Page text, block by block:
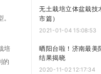
培
的
无土栽培立体盆栽技
市篇）
2021-01-04 15:08:53
晒阳台啦！济南最美
结果揭晓
2020-11-02 12:17:34